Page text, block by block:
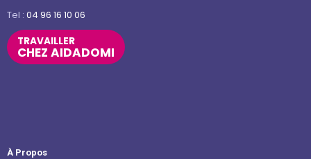
Tel : 04 96 16 10 06
TRAVAILLER
CHEZ AIDADOMI
À Propos